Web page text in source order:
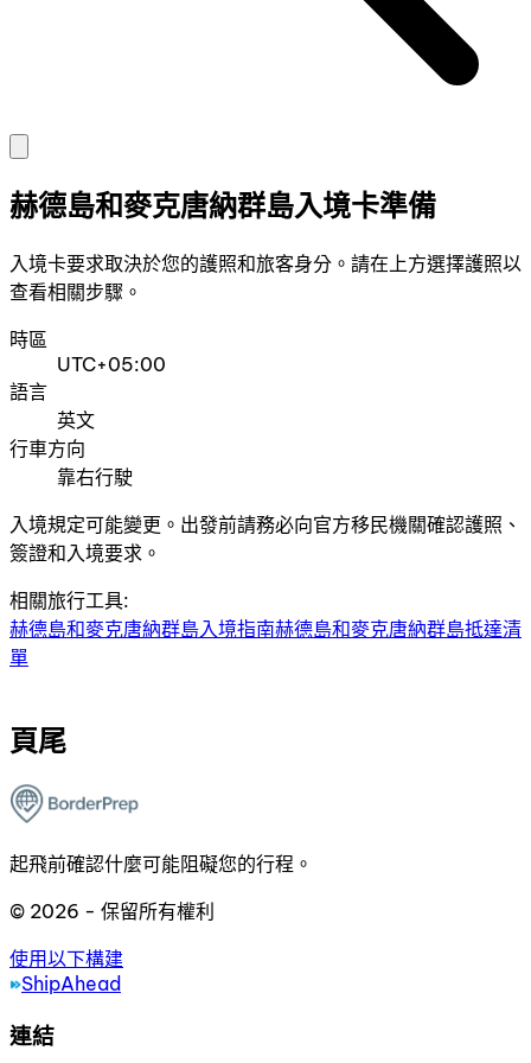
赫德島和麥克唐納群島入境卡準備
入境卡要求取決於您的護照和旅客身分。請在上方選擇護照以
查看相關步驟。
時區
UTC+05:00
語言
英文
行車方向
靠右行駛
入境規定可能變更。出發前請務必向官方移民機關確認護照、
簽證和入境要求。
相關旅行工具:
赫德島和麥克唐納群島入境指南赫德島和麥克唐納群島抵達清
單
頁尾
起飛前確認什麼可能阻礙您的行程。
© 2026 - 保留所有權利
使用以下構建
ShipAhead
連結